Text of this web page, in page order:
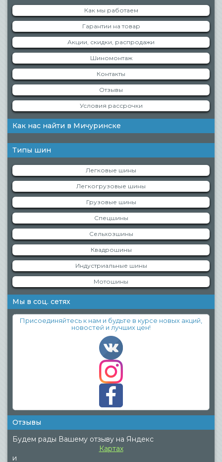
Как мы работаем
Гарантии на товар
Акции, скидки, распродажи
Шиномонтаж
Контакты
Отзывы
Условия рассрочки
Как нас найти в Мичуринске
Типы шин
Легковые шины
Легкогрузовые шины
Грузовые шины
Спецшины
Сельхозшины
Квадрошины
Индустриальные шины
Мотошины
Мы в соц. сетях
Присоединяйтесь к нам и будьте в курсе новых акций,
новостей и лучших цен!
Отзывы
Будем рады Вашему отзыву на Яндекс
Картах
и